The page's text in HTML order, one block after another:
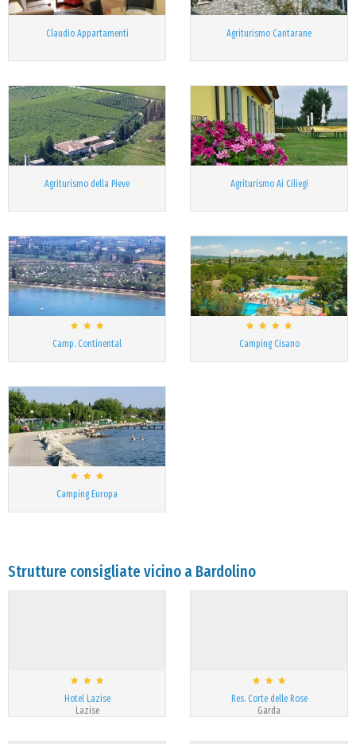
Claudio Appartamenti Agriturismo Cantarane
Agriturismo della Pieve Agriturismo Ai Ciliegi
Camp. Continental Camping Cisano
Camping Europa
Strutture consigliate vicino a Bardolino
Hotel Lazise
Lazise
Res. Corte delle Rose
Garda